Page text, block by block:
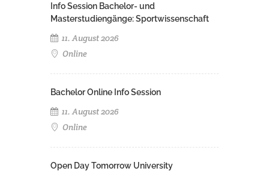
Info Session Bachelor- und
Masterstudiengänge: Sportwissenschaft
11. August 2026
Online
Bachelor Online Info Session
11. August 2026
Online
Open Day Tomorrow University